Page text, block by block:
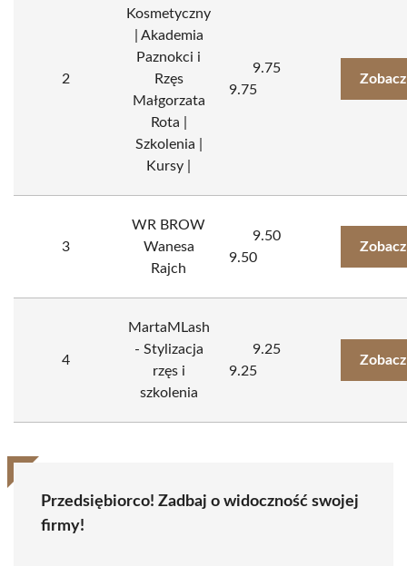
2
Kosmetyczny
| Akademia
Paznokci i
Rzęs
Małgorzata
Rota |
Szkolenia |
Kursy |
9.75
9.75
3
WR BROW
Wanesa
Rajch
9.50
9.50
4
MartaMLash
- Stylizacja
rzęs i
szkolenia
9.25
9.25
Przedsiębiorco! Zadbaj o widoczność swojej
firmy!